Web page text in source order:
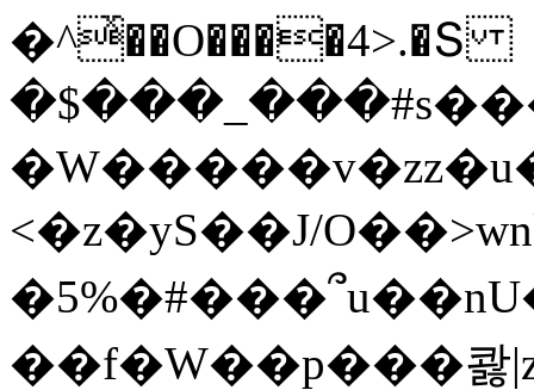
�^ͯ��O����4>.�Տ
<�z�yS��J/
��f�W��p���콿